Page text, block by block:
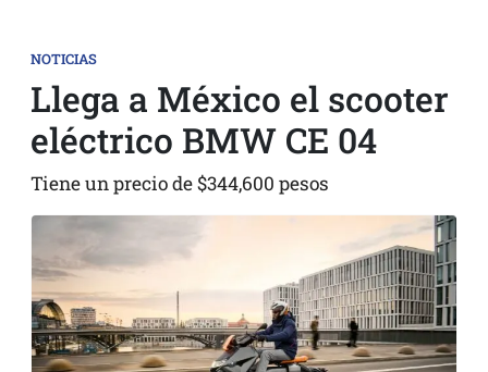
NOTICIAS
Llega a México el scooter
eléctrico BMW CE 04
Tiene un precio de $344,600 pesos